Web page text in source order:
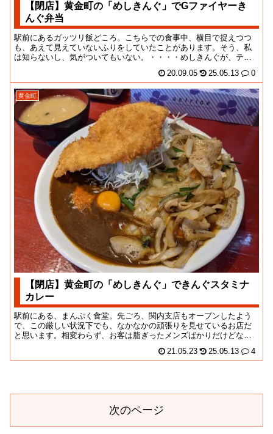
【閉店】黄金町の「めしきんぐ」でGファイヤーき
んぐ弁当
駅前にあるガッツリ飯どころ。こちらでの食事中、横目で捉えつつ
も、あえて見えていないふりをしていたことがあります。そう、私
は知らないし、気がついてもいない。・・・・めしきんぐが、テイ
20.09.05 25.05.13 0
黄金町
【閉店】黄金町の「めしきんぐ」できんぐスタミナ
カレー
駅前にある、まんぷく食堂。先ごろ、関内支店もオープンしたよう
で、この厳しい状況下でも、なかなかの頑張りを見せているお店だ
と思います。相変わらず、お客は脂ぎったメンズばかりだけどな！
21.05.23 25.05.13 4
次のページ